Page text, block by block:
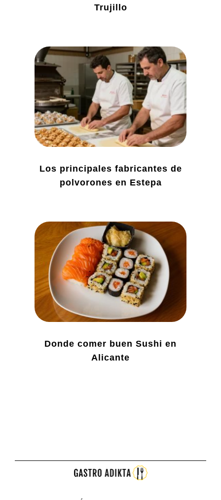
Trujillo
Los principales fabricantes de
polvorones en Estepa
Donde comer buen Sushi en
Alicante